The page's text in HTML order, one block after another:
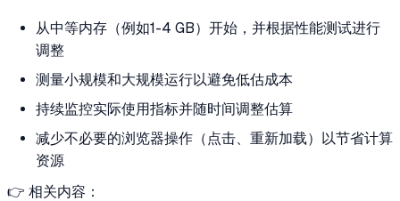
从中等内存（例如1-4 GB）开始，并根据性能测试进行
调整
测量小规模和大规模运行以避免低估成本
持续监控实际使用指标并随时间调整估算
减少不必要的浏览器操作（点击、重新加载）以节省计算
资源
👉 相关内容：